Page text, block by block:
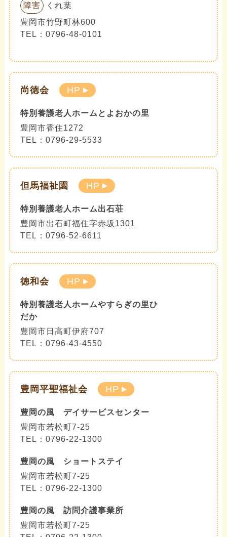
障害
くれ葉
豊岡市竹野町林600
TEL：0796-48-0101
尚徳会 HP
特別養護老人ホームとよおかの里
豊岡市香住1272
TEL：0796-29-5533
但馬福祉園 HP
特別養護老人ホーム出石荘
豊岡市出石町福住字赤坂1301
TEL：0796-52-6611
徳和会 HP
特別養護老人ホームやすらぎの里ひ
だか
豊岡市日高町伊府707
TEL：0796-43-4550
豊岡平聖福祉会 HP
豊岡の風 デイサービスセンター
豊岡市若松町7-25
TEL：0796-22-1300
豊岡の風 ショートステイ
豊岡市若松町7-25
TEL：0796-22-1300
豊岡の風 訪問介護事業所
豊岡市若松町7-25